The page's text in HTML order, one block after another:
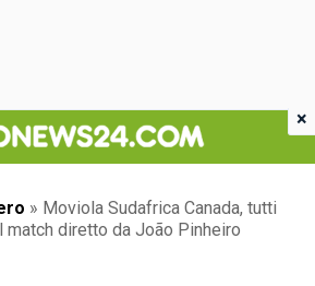
» Moviola Sudafrica Canada, tutti
diretto da João Pinheiro
×